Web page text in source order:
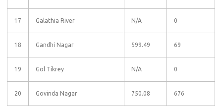
17 Galathia River N/A 0
18 Gandhi Nagar 599.49 69
19 Gol Tikrey N/A 0
20 Govinda Nagar 750.08 676